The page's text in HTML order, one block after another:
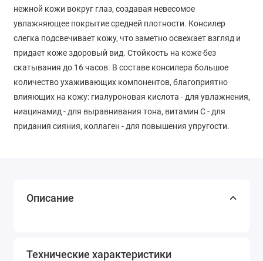
нежной кожи вокруг глаз, создавая невесомое
увлажняющее покрытие средней плотности. Консилер
слегка подсвечивает кожу, что заметно освежает взгляд и
придает коже здоровый вид. Стойкость на коже без
скатывания до 16 часов. В составе консилера большое
количество ухаживающих компонентов, благоприятно
влияющих на кожу: гиалуроновая кислота - для увлажнения,
ниацинамид - для выравнивания тона, витамин С - для
придания сияния, коллаген - для повышения упругости.
Описание
Технические характеристики